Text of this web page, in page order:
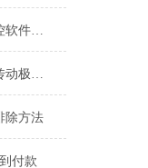
新标准抗折抗压一体机测控软件全新升级
沥青延伸仪的优点是拖板传动极其平稳、无震动、走丝精度*，观测方便
除方法
付款